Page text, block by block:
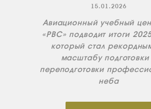
15.01.2026
Авиационный учебный
«РВС» подводит итоги
который стал
масштабу подготовки
переподготовки
неба